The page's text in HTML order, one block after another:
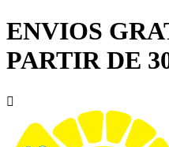
ENVIOS
PARTIR DE
